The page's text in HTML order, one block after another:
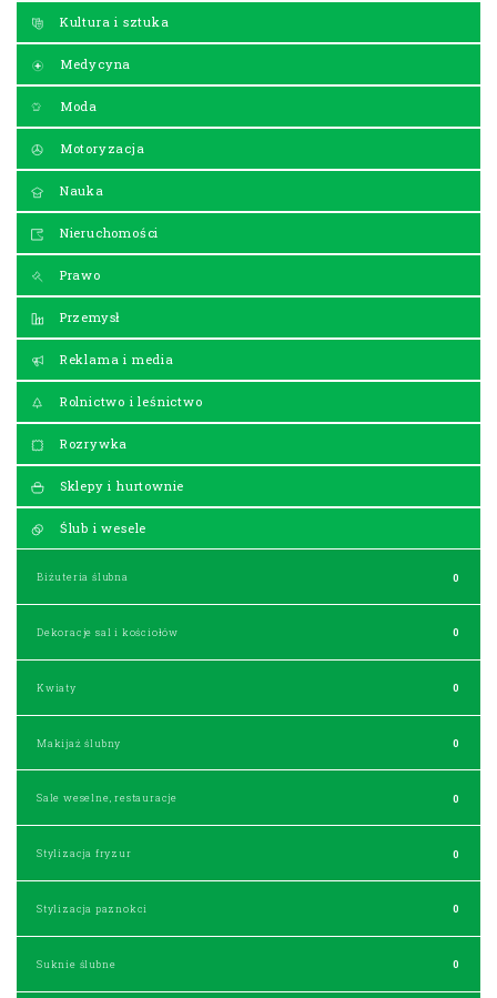
Kultura i sztuka
Medycyna
Moda
Motoryzacja
Nauka
Nieruchomości
Prawo
Przemysł
Reklama i media
Rolnictwo i leśnictwo
Rozrywka
Sklepy i hurtownie
Ślub i wesele
Biżuteria ślubna 0
Dekoracje sal i kościołów 0
Kwiaty 0
Makijaż ślubny 0
Sale weselne, restauracje 0
Stylizacja fryzur 0
Stylizacja paznokci 0
Suknie ślubne 0